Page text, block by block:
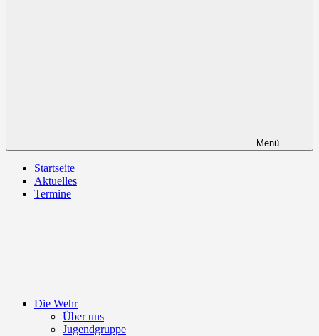
Menü
Startseite
Aktuelles
Termine
Die Wehr
Über uns
Jugendgruppe